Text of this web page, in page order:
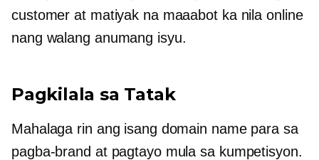
customer at matiyak na maaabot ka nila online
nang walang anumang isyu.
Pagkilala sa Tatak
Mahalaga rin ang isang domain name para sa
pagba-brand at pagtayo mula sa kumpetisyon.